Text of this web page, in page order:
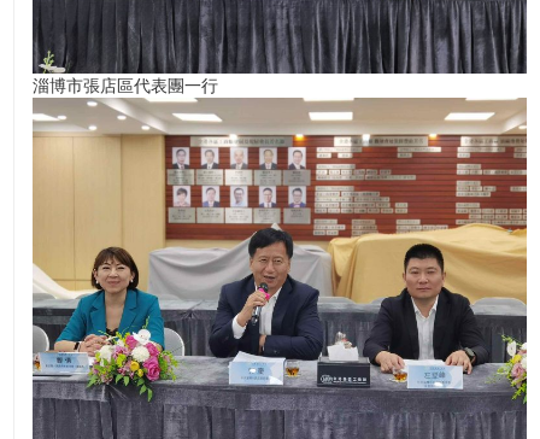
淄博市張店區代表團一行